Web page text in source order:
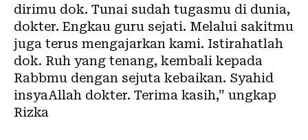
dirimu dok. Tunai sudah tugasmu di dunia,
dokter. Engkau guru sejati. Melalui sakitmu
juga terus mengajarkan kami. Istirahatlah
dok. Ruh yang tenang, kembali kepada
Rabbmu dengan sejuta kebaikan. Syahid
insyaAllah dokter. Terima kasih,” ungkap
Rizka